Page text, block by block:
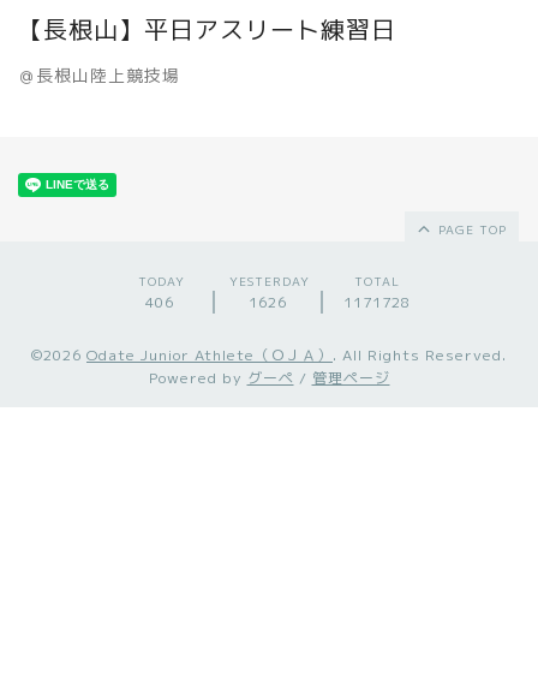
【長根山】平日アスリート練習日
＠長根山陸上競技場
PAGE TOP
TODAY
406
YESTERDAY
1626
TOTAL
1171728
©2026 Odate Junior Athlete（ＯＪＡ） . All Rights Reserved.
Powered by グーペ / 管理ページ